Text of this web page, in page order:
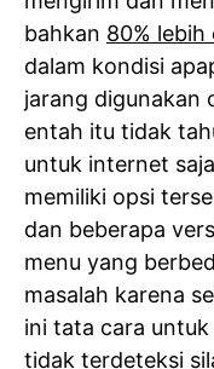
bahkan 80%
dalam kondisi
jarang digunakan
entah itu tidak
untuk internet
memiliki opsi
dan beberapa
menu yang
masalah karena
ini tata cara
tidak terdeteksi